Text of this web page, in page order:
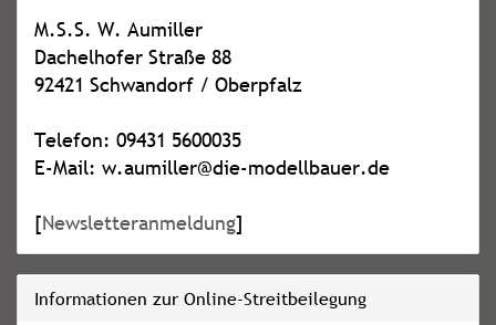
M.S.S. W. Aumiller
Dachelhofer Straße 88
92421 Schwandorf / Oberpfalz
Telefon: 09431 5600035
E-Mail: w.aumiller@die-modellbauer.de
[Newsletteranmeldung]
Informationen zur Online-Streitbeilegung